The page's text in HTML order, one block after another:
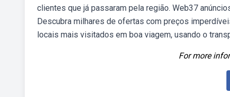
clientes que já passaram pela região. Web37
Descubra milhares de ofertas com preços
locais mais visitados em boa viagem, usando o
For more